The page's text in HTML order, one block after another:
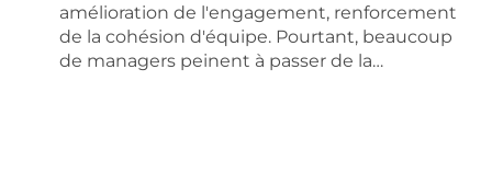
amélioration de l'engagement, renforcement
de la cohésion d'équipe. Pourtant, beaucoup
de managers peinent à passer de la…